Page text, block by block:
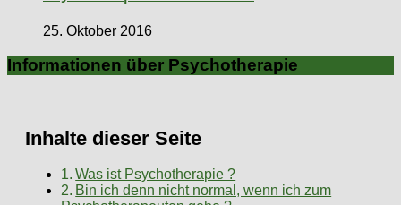
25. Oktober 2016
Informationen über Psychotherapie
Inhalte dieser Seite
Was ist Psychotherapie ?
Bin ich denn nicht normal, wenn ich zum